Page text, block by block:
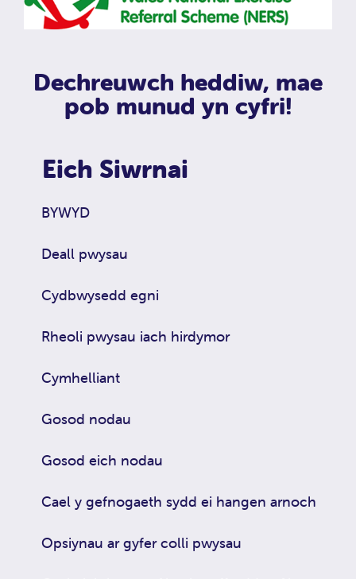
Dechreuwch heddiw, mae
pob munud yn cyfri!
Eich Siwrnai
BYWYD
Deall pwysau
Cydbwysedd egni
Rheoli pwysau iach hirdymor
Cymhelliant
Gosod nodau
Gosod eich nodau
Cael y gefnogaeth sydd ei hangen arnoch
Opsiynau ar gyfer colli pwysau